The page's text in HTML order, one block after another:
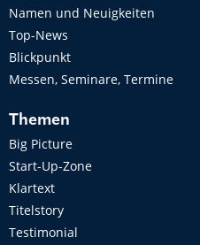
Namen und Neuigkeiten
Top-News
Blickpunkt
Messen, Seminare, Termine
Themen
Big Picture
Start-Up-Zone
Klartext
Titelstory
Testimonial